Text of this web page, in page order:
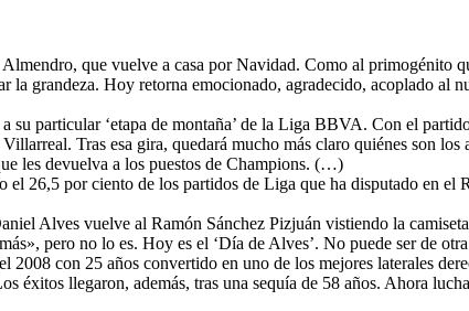
que vuelve a casa por Navidad. Como al primogénito
grandeza. Hoy retorna emocionado, agradecido, acoplado al
su particular ‘etapa de montaña’ de la Liga BBVA. Con el
Tras esa gira, quedará mucho más claro quiénes son los
les devuelva a los puestos de Champions. (…)
el 26,5 por ciento de los partidos de Liga que ha disputado en el
Alves vuelve al Ramón Sánchez Pizjuán vistiendo la
pero no lo es. Hoy es el ‘Día de Alves’. No puede ser de
con 25 años convertido en uno de los mejores laterales
llegaron, además, tras una sequía de 58 años. Ahora